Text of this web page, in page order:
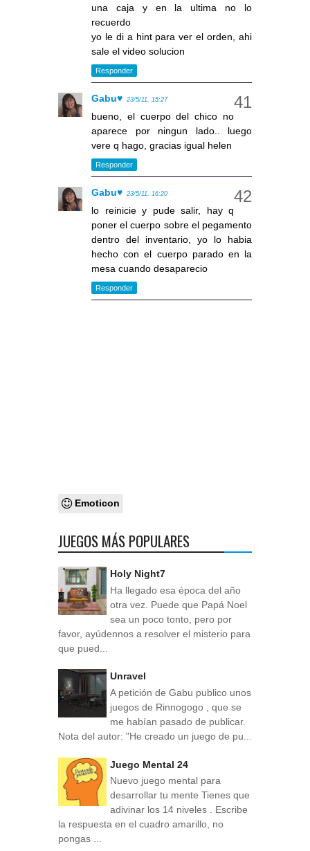
una caja y en la ultima no lo
recuerdo
yo le di a hint para ver el orden, ahi
sale el video solucion
Responder
Gabu♥ 23/5/11, 15:27
bueno, el cuerpo del chico no
aparece por ningun lado.. luego
vere q hago, gracias igual helen
Responder
Gabu♥ 23/5/11, 16:20
lo reinicie y pude salir, hay q
poner el cuerpo sobre el pegamento
dentro del inventario, yo lo habia
hecho con el cuerpo parado en la
mesa cuando desaparecio
Responder
Emoticon
JUEGOS MÁS POPULARES
Holy Night7
Ha llegado esa época del año
otra vez. Puede que Papá Noel
sea un poco tonto, pero por
favor, ayúdennos a resolver el misterio para
que pued...
Unravel
A petición de Gabu publico unos
juegos de Rinnogogo , que se
me habían pasado de publicar.
Nota del autor: "He creado un juego de pu...
Juego Mental 24
Nuevo juego mental para
desarrollar tu mente Tienes que
adivinar los 14 niveles . Escribe
la respuesta en el cuadro amarillo, no
pongas ...